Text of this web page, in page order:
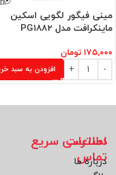
مینی فیگور لگویی اسکین
ماینکرافت مدل PG1882
۱۷۵,۰۰۰ تومان
افزودن به سبد
اطلاعات
تماس
دسترسی سریع
درباره ما